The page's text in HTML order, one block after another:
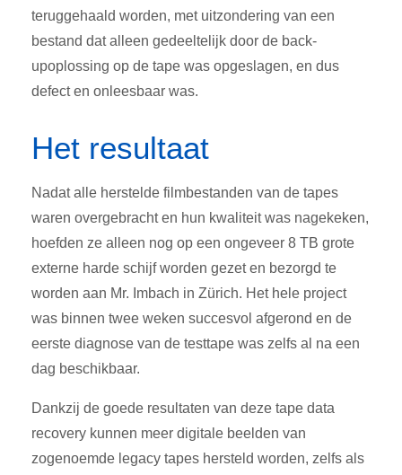
teruggehaald worden, met uitzondering van een
bestand dat alleen gedeeltelijk door de back-
upoplossing op de tape was opgeslagen, en dus
defect en onleesbaar was.
Het resultaat
Nadat alle herstelde filmbestanden van de tapes
waren overgebracht en hun kwaliteit was nagekeken,
hoefden ze alleen nog op een ongeveer 8 TB grote
externe harde schijf worden gezet en bezorgd te
worden aan Mr. Imbach in Zürich. Het hele project
was binnen twee weken succesvol afgerond en de
eerste diagnose van de testtape was zelfs al na een
dag beschikbaar.
Dankzij de goede resultaten van deze tape data
recovery kunnen meer digitale beelden van
zogenoemde legacy tapes hersteld worden, zelfs als